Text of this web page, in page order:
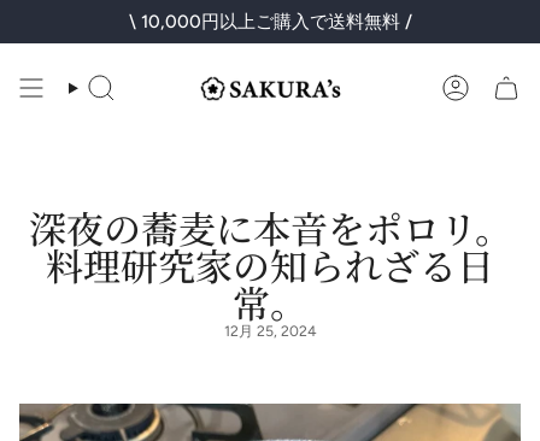
\ 10,000円以上ご購入で送料無料 /
検
ア
深夜の蕎麦に本音をポロリ。
料理研究家の知られざる日
常。
12月 25, 2024